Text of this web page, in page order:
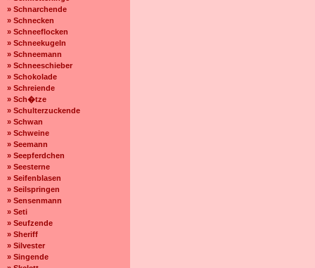
» Schnarchende
» Schnecken
» Schneeflocken
» Schneekugeln
» Schneemann
» Schneeschieber
» Schokolade
» Schreiende
» Sch�tze
» Schulterzuckende
» Schwan
» Schweine
» Seemann
» Seepferdchen
» Seesterne
» Seifenblasen
» Seilspringen
» Sensenmann
» Seti
» Seufzende
» Sheriff
» Silvester
» Singende